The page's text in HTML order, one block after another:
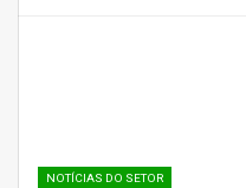
NOTÍCIAS DO SETOR